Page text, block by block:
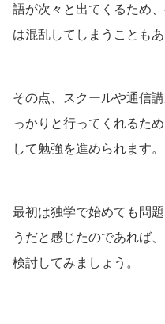
語が次々と出てくるため
は混乱してしまうこともあ
その点、スクールや通信
っかりと行ってくれるた
して勉強を進められます。
最初は独学で始めても問
うだと感じたのであれば
検討してみましょう。